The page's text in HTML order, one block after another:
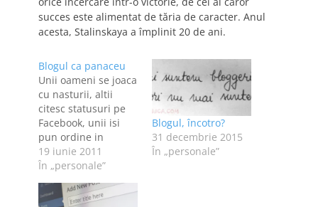
succes este alimentat de tăria de caracter. Anul
acesta, Stalinskaya a împlinit 20 de ani.
Blogul ca panaceu
Unii oameni se joaca
cu nasturii, altii
citesc statusuri pe
Facebook, unii isi
pun ordine in
ganduri, altii se
joaca pe telefon
atunci cand sunt
plictisiti, stresati,
19 iunie 2011
În „personale”
Blogul, încotro?
31 decembrie 2015
În „personale”